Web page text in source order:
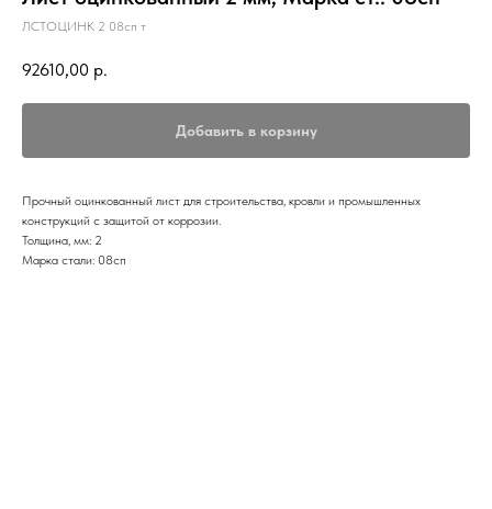
ЛСТОЦИНК 2 08сп т
92610,00 р.
Добавить в корзину
Прочный оцинкованный лист для строительства, кровли и промышленных
конструкций с защитой от коррозии.
Толщина, мм: 2
Марка стали: 08сп